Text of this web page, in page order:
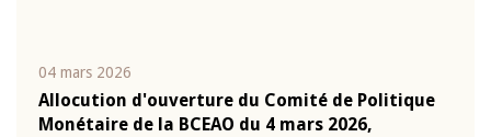
04 mars 2026
Allocution d'ouverture du Comité de Politique
Monétaire de la BCEAO du 4 mars 2026,